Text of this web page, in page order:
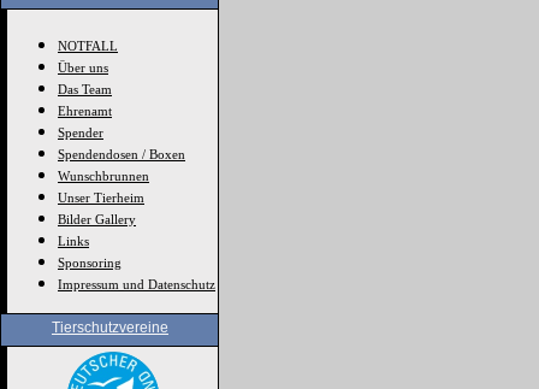
NOTFALL
Über uns
Das Team
Ehrenamt
Spender
Spendendosen / Boxen
Wunschbrunnen
Unser Tierheim
Bilder Gallery
Links
Sponsoring
Impressum und Datenschutz
Tierschutzvereine